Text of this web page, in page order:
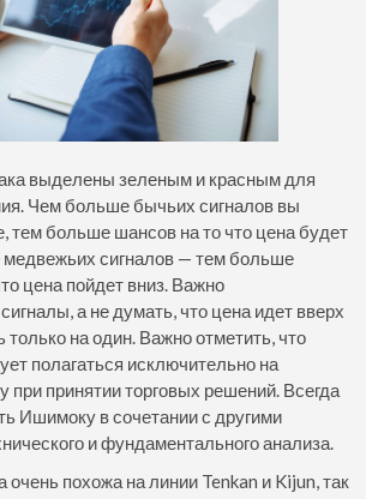
выделены зеленым и красным для
Чем больше бычьих сигналов вы
тем больше шансов на то что цена будет
сигналов — тем больше
цена пойдет вниз. Важно
а не думать, что цена идет вверх
только на один. Важно отметить, что
полагаться исключительно на
при принятии торговых решений. Всегда
Ишимоку в сочетании с другими
и фундаментального анализа.
похожа на линии Tenkan и Kijun, так